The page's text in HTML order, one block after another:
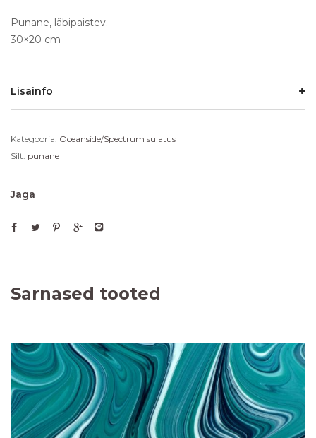
Punane, läbipaistev.
30×20 cm
Lisainfo
Kategooria: Oceanside/Spectrum sulatus
Silt: punane
Jaga
Sarnased tooted